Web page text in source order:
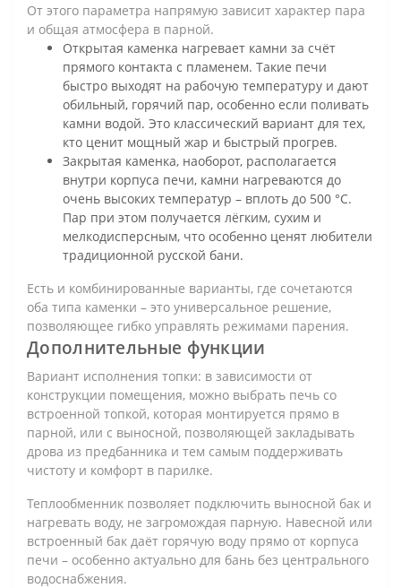
От этого параметра напрямую зависит характер пара
и общая атмосфера в парной.
Открытая каменка нагревает камни за счёт
прямого контакта с пламенем. Такие печи
быстро выходят на рабочую температуру и дают
обильный, горячий пар, особенно если поливать
камни водой. Это классический вариант для тех,
кто ценит мощный жар и быстрый прогрев.
Закрытая каменка, наоборот, располагается
внутри корпуса печи, камни нагреваются до
очень высоких температур – вплоть до 500 °C.
Пар при этом получается лёгким, сухим и
мелкодисперсным, что особенно ценят любители
традиционной русской бани.
Есть и комбинированные варианты, где сочетаются
оба типа каменки – это универсальное решение,
позволяющее гибко управлять режимами парения.
Дополнительные функции
Вариант исполнения топки: в зависимости от
конструкции помещения, можно выбрать печь со
встроенной топкой, которая монтируется прямо в
парной, или с выносной, позволяющей закладывать
дрова из предбанника и тем самым поддерживать
чистоту и комфорт в парилке.
Теплообменник позволяет подключить выносной бак и
нагревать воду, не загромождая парную. Навесной или
встроенный бак даёт горячую воду прямо от корпуса
печи – особенно актуально для бань без центрального
водоснабжения.